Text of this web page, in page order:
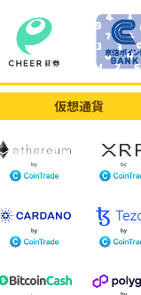
仮想通貨